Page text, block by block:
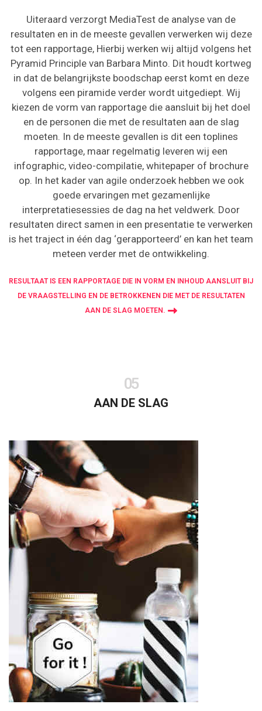
Uiteraard verzorgt MediaTest de analyse van de
resultaten en in de meeste gevallen verwerken wij deze
tot een rapportage, Hierbij werken wij altijd volgens het
Pyramid Principle van Barbara Minto. Dit houdt kortweg
in dat de belangrijkste boodschap eerst komt en deze
volgens een piramide verder wordt uitgediept. Wij
kiezen de vorm van rapportage die aansluit bij het doel
en de personen die met de resultaten aan de slag
moeten. In de meeste gevallen is dit een toplines
rapportage, maar regelmatig leveren wij een
infographic, video-compilatie, whitepaper of brochure
op. In het kader van agile onderzoek hebben we ook
goede ervaringen met gezamenlijke
interpretatiesessies de dag na het veldwerk. Door
resultaten direct samen in een presentatie te verwerken
is het traject in één dag ‘gerapporteerd’ en kan het team
meteen verder met de ontwikkeling.
RESULTAAT IS EEN RAPPORTAGE DIE IN VORM EN INHOUD AANSLUIT BIJ
DE VRAAGSTELLING EN DE BETROKKENEN DIE MET DE RESULTATEN
AAN DE SLAG MOETEN.
05
AAN DE SLAG